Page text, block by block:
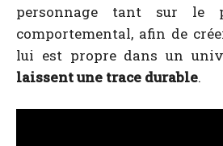
personnage tant sur le
comportemental, afin de
lui est propre dans un
laissent une trace durable.